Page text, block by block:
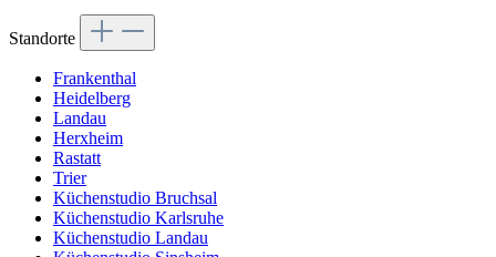
Standorte
Frankenthal
Heidelberg
Landau
Herxheim
Rastatt
Trier
Küchenstudio Bruchsal
Küchenstudio Karlsruhe
Küchenstudio Landau